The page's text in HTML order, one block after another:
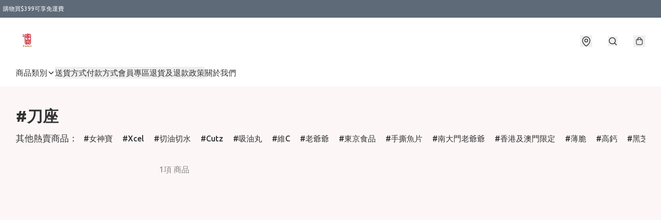
購物買$399可享免運費
商品類別 送貨方式付款方式會員專區退貨及退款政策關於我們
#刀座
其他熱賣商品： 女神寶 Xcel 切油切水 Cutz 吸油丸 維C 老爺爺 東京食品 手撕魚片 南大門老爺爺 香港及澳門限定 薄脆 高鈣 黑芝麻
1項 商品